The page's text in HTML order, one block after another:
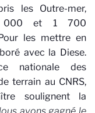
les Outre-mer,
000 et 1 700
les mettre en
avec la Diese.
nationale des
terrain au CNRS,
soulignent la